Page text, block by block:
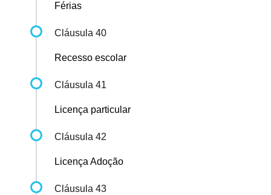
Férias
Cláusula 40
Recesso escolar
Cláusula 41
Licença particular
Cláusula 42
Licença Adoção
Cláusula 43